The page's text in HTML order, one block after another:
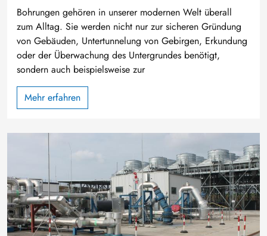
Bohrungen gehören in unserer modernen Welt überall
zum Alltag. Sie werden nicht nur zur sicheren Gründung
von Gebäuden, Untertunnelung von Gebirgen, Erkundung
oder der Überwachung des Untergrundes benötigt,
sondern auch beispielsweise zur
Mehr erfahren